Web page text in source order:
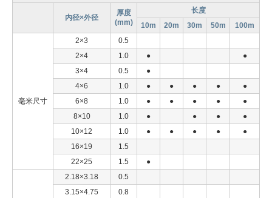
内径×外径
厚度
(mm)
长度
10m
20m 30m 50m 100m
毫米尺寸
2×3
0.5
2×4
1.0 ●
●
3×4
0.5
●
4×6
1.0 ● ● ● ●
●
6×8
1.0 ● ● ● ●
●
8×10
1.0 ● ● ●
●
10×12
1.0 ● ● ● ●
●
16×19
1.5
22×25
1.5 ●
2.18×3.18
0.5
3.15×4.75
0.8